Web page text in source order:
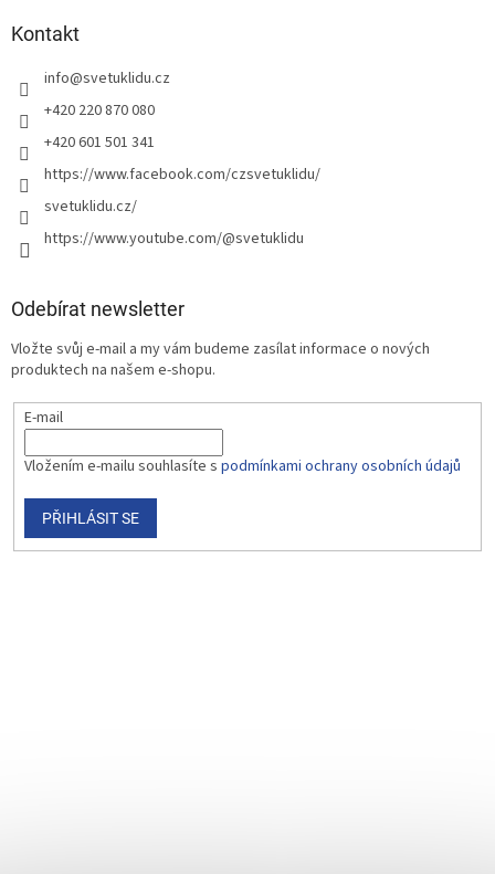
Kontakt
info@svetuklidu.cz
+420 220 870 080
+420 601 501 341
https://www.facebook.com/czsvetuklidu/
svetuklidu.cz/
https://www.youtube.com/@svetuklidu
Odebírat newsletter
Vložte svůj e-mail a my vám budeme zasílat informace o nových
produktech na našem e-shopu.
E-mail
Vložením e-mailu souhlasíte s podmínkami ochrany osobních údajů
PŘIHLÁSIT SE